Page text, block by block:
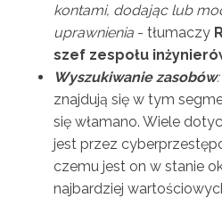
kontami, dodając lub
uprawnienia - tłumaczy
szef zespołu
Wyszukiwanie zasobów:
znajdują się w tym
się włamano. Wiele
jest przez
czemu jest on w stanie
najbardziej